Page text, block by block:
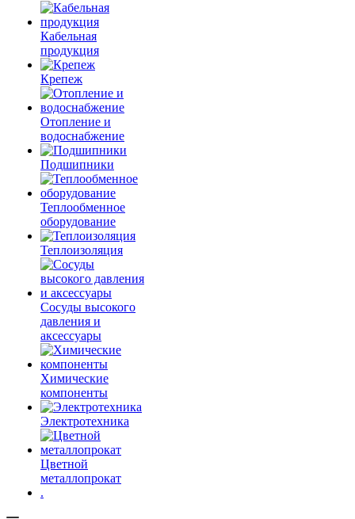
Кабельная
продукция
Крепеж
Отопление и
водоснабжение
Подшипники
Теплообменное
оборудование
Теплоизоляция
Сосуды высокого
давления и
аксессуары
Химические
компоненты
Электротехника
Цветной
металлопрокат
.